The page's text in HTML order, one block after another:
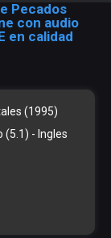
Pecados
con audio
en calidad
(1995)
(5.1) - Ingles